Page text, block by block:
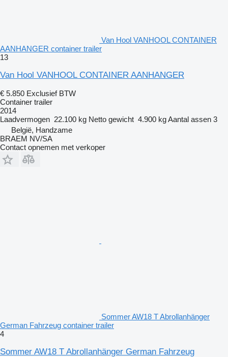
Van Hool VANHOOL CONTAINER
AANHANGER container trailer
13
Van Hool VANHOOL CONTAINER AANHANGER
€ 5.850 Exclusief BTW
Container trailer
2014
Laadvermogen 22.100 kg Netto gewicht 4.900 kgAantal assen 3
België, Handzame
BRAEM NV/SA
Contact opnemen met verkoper
Sommer AW18 T Abrollanhänger
German Fahrzeug container trailer
4
Sommer AW18 T Abrollanhänger German Fahrzeug